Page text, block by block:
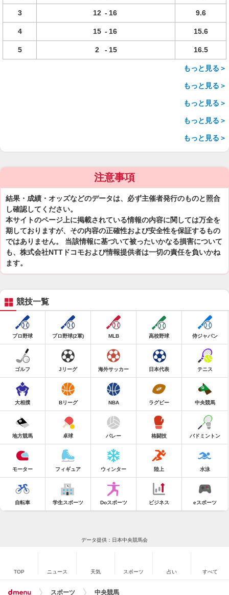
3 12 - 16 9.6
4 15 - 16 15.6
5 2 - 15 16.5
もっと見る＞
もっと見る＞
もっと見る＞
もっと見る＞
もっと見る＞
注意事項
結果・成績・オッズなどのデータは、必ず主催者発行のものと照合
し確認してください。
本サイトのページ上に掲載されている情報の内容に関しては万全を
期しておりますが、その内容の正確性および安全性を保証するもの
ではありません。 当該情報に基づいて被ったいかなる損害について
も、株式会社NTTドコモおよび情報提供者は一切の責任を負いかね
ます。
競技一覧
プロ野球 プロ野球(2軍) MLB 高校野球 侍ジャパン
ゴルフ Jリーグ 海外サッカー 日本代表 テニス
大相撲 Bリーグ NBA ラグビー 中央競馬
地方競馬 卓球 バレー 格闘技 バドミントン
モーター フィギュア ウィンター 陸上 水泳
自転車 学生スポーツ Doスポーツ ビジネス eスポーツ
データ提供：日本中央競馬会
TOP ニュース 天気 スポーツ 占い すべて
スポーツ 中央競馬